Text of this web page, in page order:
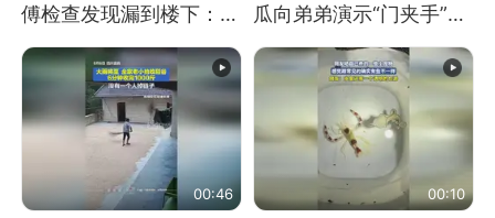
傅检查发现漏到楼下：出
风口未延伸到外墙
瓜向弟弟演示“门夹手”，
网友：果然言传不如身
教！
00:46 00:10